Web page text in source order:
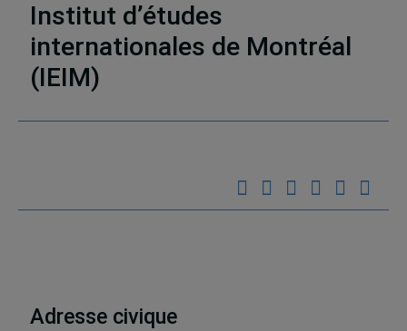
Institut d’études
internationales de Montréal
(IEIM)
Adresse civique